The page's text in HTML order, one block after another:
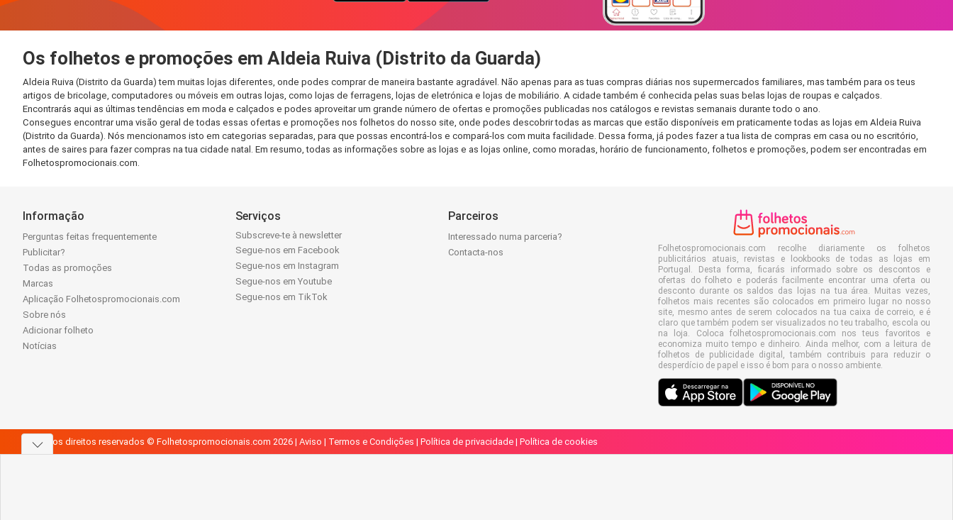
Os folhetos e promoções em Aldeia Ruiva (Distrito da Guarda)
Aldeia Ruiva (Distrito da Guarda) tem muitas lojas diferentes, onde podes comprar de maneira bastante agradável. Não apenas para as tuas compras diárias nos supermercados familiares, mas também para os teus
artigos de bricolage, computadores ou móveis em outras lojas, como lojas de ferragens, lojas de eletrónica e lojas de mobiliário. A cidade também é conhecida pelas suas belas lojas de roupas e calçados.
Encontrarás aqui as últimas tendências em moda e calçados e podes aproveitar um grande número de ofertas e promoções publicadas nos catálogos e revistas semanais durante todo o ano.
Consegues encontrar uma visão geral de todas essas ofertas e promoções nos folhetos do nosso site, onde podes descobrir todas as marcas que estão disponíveis em praticamente todas as lojas em Aldeia Ruiva
(Distrito da Guarda). Nós mencionamos isto em categorias separadas, para que possas encontrá-los e compará-los com muita facilidade. Dessa forma, já podes fazer a tua lista de compras em casa ou no escritório,
antes de saires para fazer compras na tua cidade natal. Em resumo, todas as informações sobre as lojas e as lojas online, como moradas, horário de funcionamento, folhetos e promoções, podem ser encontradas em
Folhetospromocionais.com.
Informação
Perguntas feitas frequentemente
Publicitar?
Todas as promoções
Marcas
Aplicação Folhetospromocionais.com
Sobre nós
Adicionar folheto
Notícias
Serviços
Subscreve-te à newsletter
Segue-nos em Facebook
Segue-nos em Instagram
Segue-nos em Youtube
Segue-nos em TikTok
Parceiros
Interessado numa parceria?
Contacta-nos
Folhetospromocionais.com recolhe diariamente os folhetos
publicitários atuais, revistas e lookbooks de todas as lojas em
Portugal. Desta forma, ficarás informado sobre os descontos e
ofertas do folheto e poderás facilmente encontrar uma oferta ou
desconto durante os saldos das lojas na tua área. Muitas vezes,
folhetos mais recentes são colocados em primeiro lugar no nosso
site, mesmo antes de serem colocados na tua caixa de correio, e é
claro que também podem ser visualizados no teu trabalho, escola ou
na loja. Coloca folhetospromocionais.com nos teus favoritos e
economiza muito tempo e dinheiro. Ainda melhor, com a leitura de
folhetos de publicidade digital, também contribuis para reduzir o
desperdício de papel e isso é bom para o nosso ambiente.
Todos os direitos reservados © Folhetospromocionais.com 2026 | Aviso | Termos e Condições | Política de privacidade | Política de cookies